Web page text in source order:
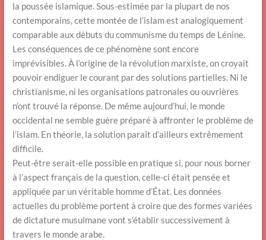
la poussée islamique. Sous-estimée par la plupart de nos
contemporains, cette montée de l’islam est analogiquement
comparable aux débuts du communisme du temps de Lénine.
Les conséquences de ce phénomène sont encore
imprévisibles. À l’origine de la révolution marxiste, on croyait
pouvoir endiguer le courant par des solutions partielles. Ni le
christianisme, ni les organisations patronales ou ouvrières
n’ont trouvé la réponse. De même aujourd’hui, le monde
occidental ne semble guère préparé à affronter le problème de
l’islam. En théorie, la solution paraît d’ailleurs extrêmement
difficile.
Peut-être serait-elle possible en pratique si, pour nous borner
à l’aspect français de la question, celle-ci était pensée et
appliquée par un véritable homme d’État. Les données
actuelles du problème portent à croire que des formes variées
de dictature musulmane vont s’établir successivement à
travers le monde arabe.